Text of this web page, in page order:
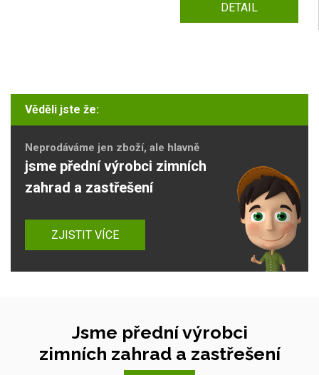
DETAIL
Věděli jste že:
Neprodáváme jen zboží, ale hlavně
jsme přední výrobci zimních
zahrad a zastřešení
ZJISTIT VÍCE
Jsme přední výrobci
zimních zahrad a zastřešení